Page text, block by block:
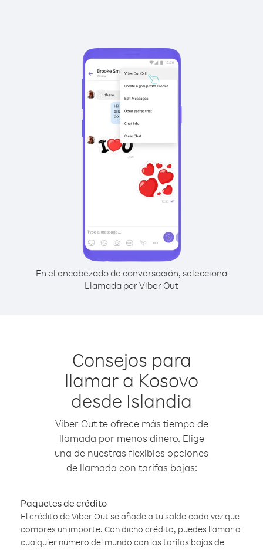
En el encabezado de conversación, selecciona
Llamada por Viber Out
Consejos para
llamar a Kosovo
desde Islandia
Viber Out te ofrece más tiempo de
llamada por menos dinero. Elige
una de nuestras flexibles opciones
de llamada con tarifas bajas:
Paquetes de crédito
El crédito de Viber Out se añade a tu saldo cada vez que
compres un importe. Con dicho crédito, puedes llamar a
cualquier número del mundo con las tarifas bajas de